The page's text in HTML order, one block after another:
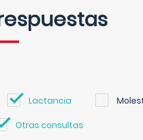
Lactancia
Otras consultas